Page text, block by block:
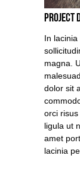
Project
In
magna.
dolor sit
orci
ligula ut
amet
lacinia